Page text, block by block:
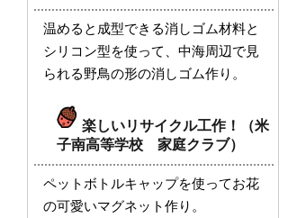
温めると成型できる消しゴム材料と
シリコン型を使って、中海周辺で見
られる野鳥の形の消しゴム作り。
楽しいリサイクル工作！（米
子南高等学校 家庭クラブ）
ペットボトルキャップを使ってお花
の可愛いマグネット作り。